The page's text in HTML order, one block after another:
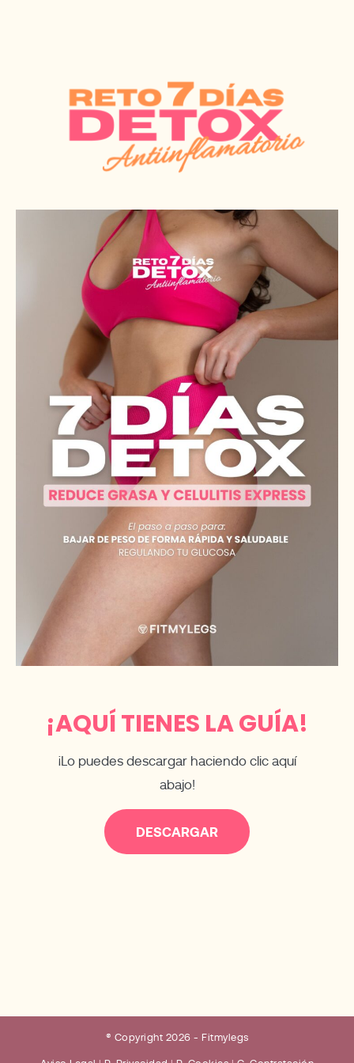
¡AQUÍ TIENES LA GUÍA!
¡Lo puedes descargar haciendo clic aquí
abajo!
DESCARGAR
® Copyright 2026 - Fitmylegs